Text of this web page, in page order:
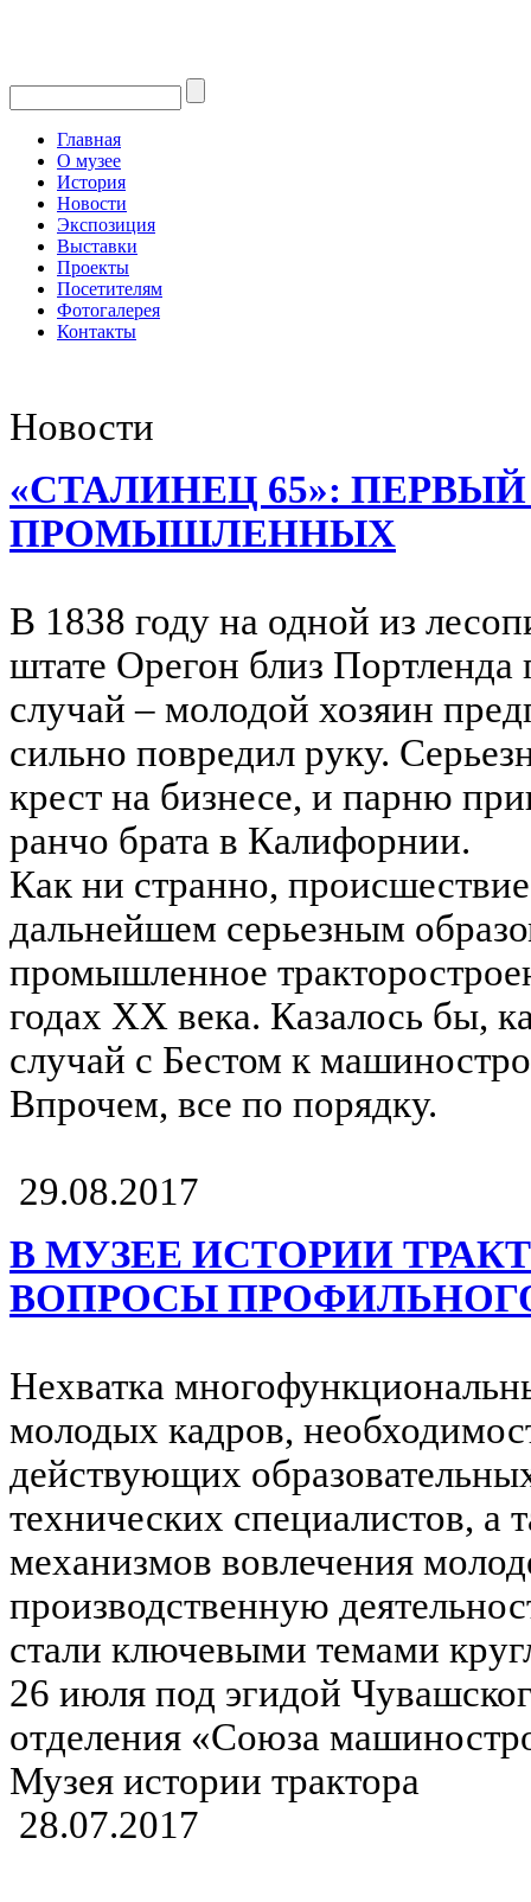
Главная
О музее
История
Новости
Экспозиция
Выставки
Проекты
Посетителям
Фотогалерея
Контакты
Новости
«СТАЛИНЕЦ­ 65»:
ПРОМЫШЛЕННЫХ
В 1838 году на одной из
штате Орегон близ
случай – молодой хозяин
сильно повредил руку.
крест на бизнесе, и парню
ранчо брата в Калифорнии.
Как ни странно,
дальнейшем серьезным
промышленное
годах XX века. Казалось бы,
случай с Бестом к
Впрочем, все по порядку.
29.08.2017
В МУЗЕЕ ИСТОРИИ
ВОПРОСЫ
Нехватка
молодых кадров,
действующих
технических специалистов, а
механизмов вовлечения
производственную
стали ключевыми темами
26 июля под эгидой
отделения «Союза
Музея истории трактора
28.07.2017